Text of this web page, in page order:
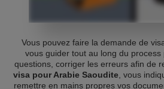
Vous pouvez faire la demande de
vous guider tout au long du
questions, corriger les erreurs afin de
visa pour Arabie Saoudite, vous
remettre en mains propres vos